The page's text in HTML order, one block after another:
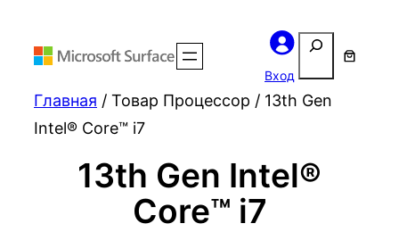
Вход
Поиск
Главная / Товар Процессор / 13th Gen
Intel® Core™ i7
13th Gen Intel®
Core™ i7